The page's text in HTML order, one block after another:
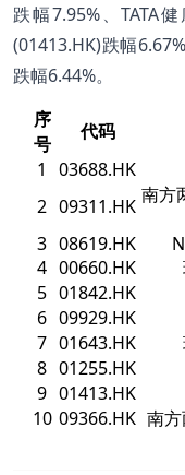
跌幅7.95%、TATA
(01413.HK)跌幅
跌幅6.44%。
序
号
代码
1
03688.HK
2 09311.HK 南方
3 08619.HK
4 00660.HK
5 01842.HK
6 09929.HK
7 01643.HK
8 01255.HK
9 01413.HK
10 09366.HK 南